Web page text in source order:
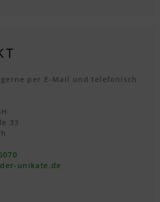
per E-Mail und telefonisch
33
unikate.de